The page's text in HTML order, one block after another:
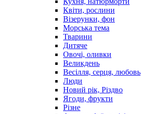
Квіти, рослини
Візерунки, фон
Морська тема
Тварини
Дитяче
Овочі, оливки
Великдень
Весілля, серця, любовь
Люди
Новий рік, Різдво
Ягоди, фрукти
Різне